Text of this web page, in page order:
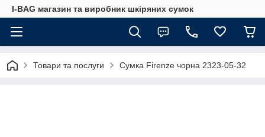
I-BAG магазин та виробник шкіряних сумок
Товари та послуги Сумка Firenze чорна 2323-05-32